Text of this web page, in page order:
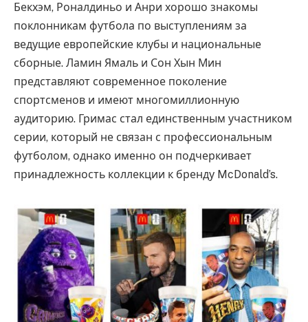
Бекхэм, Роналдиньо и Анри хорошо знакомы
поклонникам футбола по выступлениям за
ведущие европейские клубы и национальные
сборные. Ламин Ямаль и Сон Хын Мин
представляют современное поколение
спортсменов и имеют многомиллионную
аудиторию. Гримас стал единственным участником
серии, который не связан с профессиональным
футболом, однако именно он подчеркивает
принадлежность коллекции к бренду McDonald’s.